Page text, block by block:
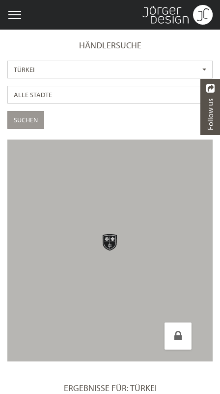
HÄNDLERSUCHE
TÜRKEI
ALLE STÄDTE
SUCHEN
ERGEBNISSE FÜR: TÜRKEI
Follow us